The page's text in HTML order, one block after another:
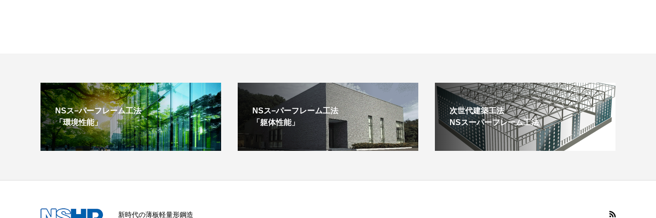
NSス−パーフレーム工法
「環境性能」
NSス−パーフレーム工法
「躯体性能」
次世代建築工法
NSスーパーフレーム工法
新時代の薄板軽量形鋼造